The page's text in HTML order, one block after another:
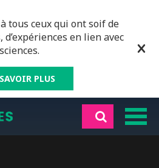
tous ceux qui ont soif de
en lien avec
PLUS